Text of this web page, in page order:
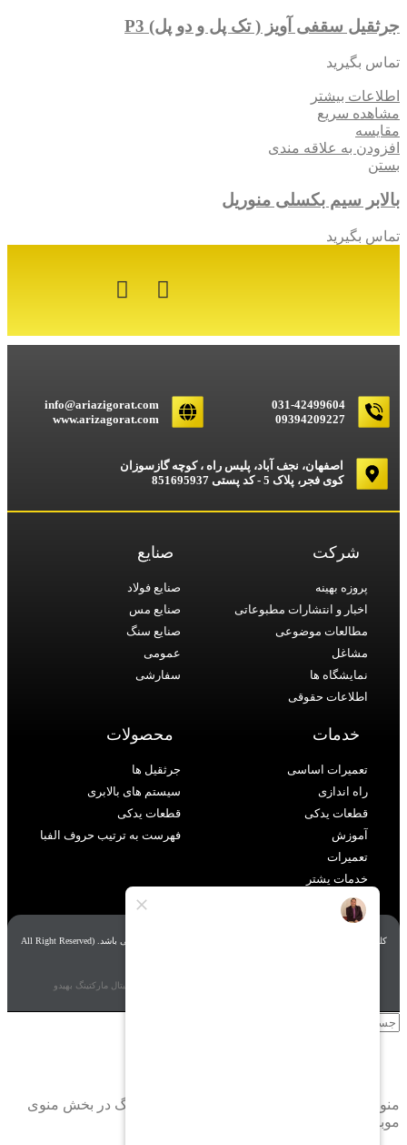
جرثقیل سقفی آویز ( تک پل و دو پل) P3
تماس بگیرید
اطلاعات بیشتر
مشاهده سریع
مقایسه
افزودن به علاقه مندی
بستن
بالابر سیم بکسلی منوریل
تماس بگیرید
031-42499604
09394209227
info@ariazigorat.com
www.arizagorat.com
اصفهان، نجف آباد، پلیس راه ، کوچه گازسوزان
کوی فجر، پلاک 5 - کد پستی 851695937
شرکت
پروزه بهینه
اخبار و انتشارات مطبوعاتی
مطالعات موضوعی
مشاغل
نمایشگاه ها
اطلاعات حقوقی
صنایع
صنایع فولاد
صنایع مس
صنایع سنگ
عمومی
سفارشی
خدمات
تعمیرات اساسی
راه اندازی
قطعات یدکی
آموزش
تعمیرات
خدمات یشتر
محصولات
جرثقیل ها
سیستم های بالابری
قطعات یدکی
فهرست به ترتیب حروف الفبا
کلیه حقوق مادی و معنوی سایت متعلق به شرکت آریا بهینه زیگورات می باشد. (All Right Reserved
آژانس دیجیتال مارکتینگ بهیدو
منوی دسته بندی های خود را در تنظیمات سربرگ در بخش منوی
موبایل مشخص کنید.